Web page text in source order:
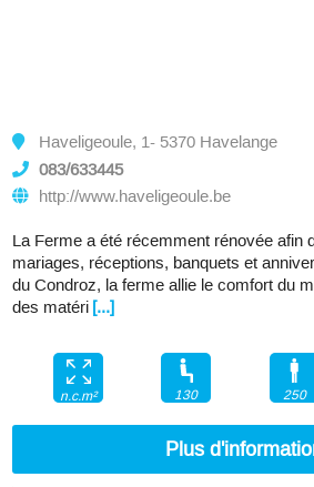
Haveligeoule, 1- 5370 Havelange
083/633445
http://www.haveligeoule.be
La Ferme a été récemment rénovée afin
mariages, réceptions, banquets et
du Condroz, la ferme allie le comfort du
des matéri [...]
n.c.m² 130 250
Plus